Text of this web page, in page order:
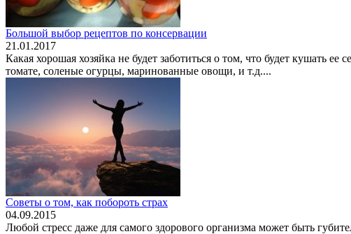
Большой выбор рецептов по консервации
21.01.2017
Какая хорошая хозяйка не будет заботиться о том, что будет кушать
томате, соленые огурцы, маринованные овощи, и т.д....
Советы о том, как побороть страх
04.09.2015
Любой стресс даже для самого здорового организма может быть